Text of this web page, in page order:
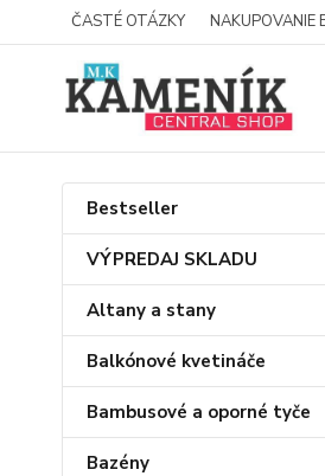
ČASTÉ OTÁZKY NAKUPOVANIE
Bestseller
VÝPREDAJ SKLADU
Altany a stany
Balkónové kvetináče
Bambusové a oporné tyče
Bazény